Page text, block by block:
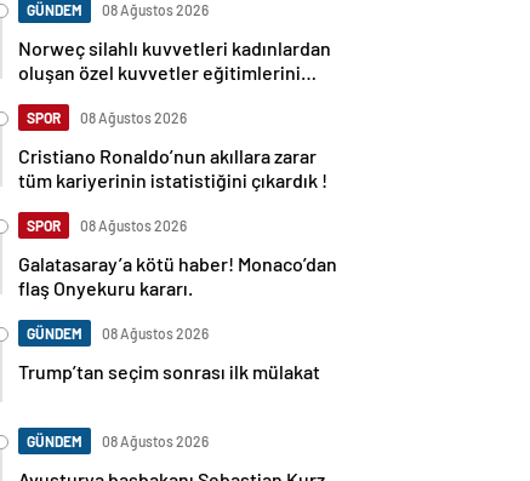
GÜNDEM 08 Ağustos 2026
Norweç silahlı kuvvetleri kadınlardan
oluşan özel kuvvetler eğitimlerini
SPOR 08 Ağustos 2026
Cristiano Ronaldo’nun akıllara zarar
tüm kariyerinin istatistiğini çıkardık !
SPOR 08 Ağustos 2026
Galatasaray’a kötü haber! Monaco’dan
flaş Onyekuru kararı.
GÜNDEM 08 Ağustos 2026
Trump’tan seçim sonrası ilk mülakat
GÜNDEM 08 Ağustos 2026